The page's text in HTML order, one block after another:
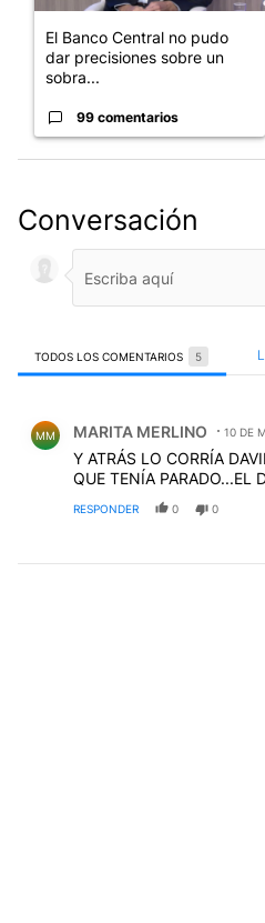
El Banco Central no pudo
dar precisiones sobre un
sobra...
99 comentarios
Conversación
TODOS LOS COMENTARIOS 5
MM MARITA MERLINO 10 DE
Y ATRÁS LO CORRÍA
QUE TENÍA PARADO...EL
RESPONDER 0 0